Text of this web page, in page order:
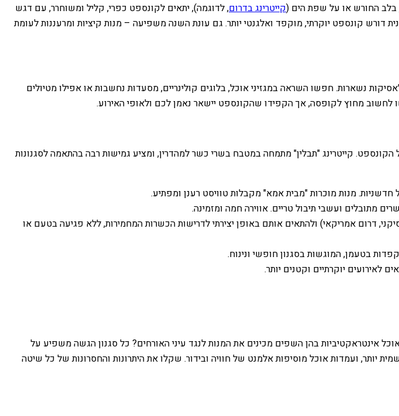
בלב החורש או על שפת הים (קייטרינג בדרום, לדוגמה), יתאים לקונספט כפרי, קליל ומשוחרר, עם דגש
דורש קונספט יוקרתי, מוקפד ואלגנטי יותר. גם עונת השנה משפיעה – מנות קיציות ומרעננות לעומת
נשארות. חפשו השראה במגזיני אוכל, בלוגים קולינריים, מסעדות נחשבות או אפילו מטיולים
מחוץ לקופסה, אך הקפידו שהקונספט יישאר נאמן לכם ולאופי האירוע.
קייטרינג "תבלין" מתמחה במטבח בשרי כשר למהדרין, ומציע גמישות רבה בהתאמה לסגנונות
מנות מוכרות "מבית אמא" מקבלות טוויסט רענן ומפתיע.
מתובלים ועשבי תיבול טריים. אווירה חמה ומזמינה.
דרום אמריקאי) ולהתאים אותם באופן יצירתי לדרישות הכשרות המחמירות, ללא פגיעה בטעם או
בטעמן, המוגשות בסגנון חופשי ונינוח.
לאירועים יוקרתיים וקטנים יותר.
אינטראקטיביות בהן השפים מכינים את המנות לנגד עיני האורחים? כל סגנון הגשה משפיע על
יותר, ועמדות אוכל מוסיפות אלמנט של חוויה ובידור. שקלו את היתרונות והחסרונות של כל שיטה